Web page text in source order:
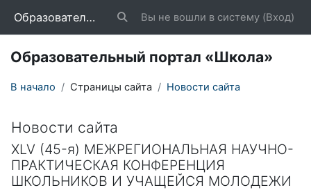
Образовательный портал «Школа» Изменить данные поисковой строки
Вы не вошли в систему (Вход)
Образовательный портал «Школа»
В начало Страницы сайта Новости сайта
Новости сайта
XLV (45-я) МЕЖРЕГИОНАЛЬНАЯ НАУЧНО-
ПРАКТИЧЕСКАЯ КОНФЕРЕНЦИЯ
ШКОЛЬНИКОВ И УЧАЩЕЙСЯ МОЛОДЕЖИ